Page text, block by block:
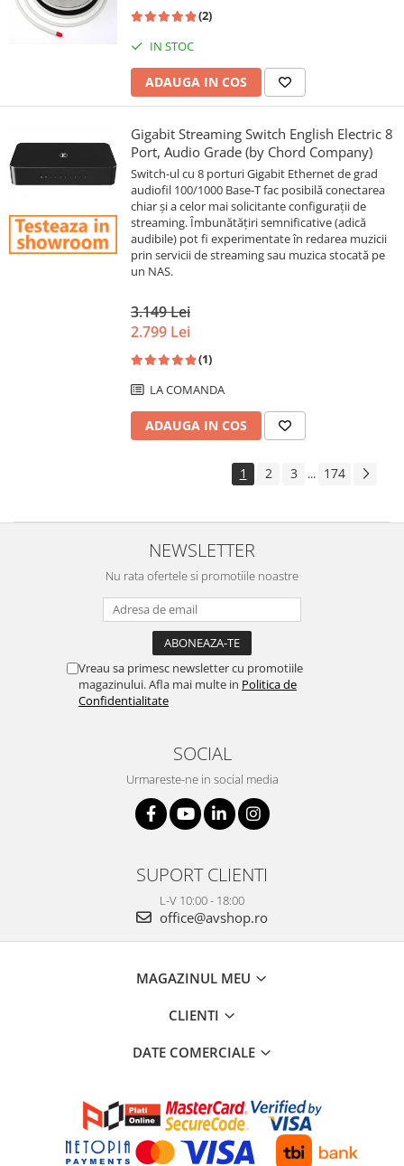
(2)
IN STOC
ADAUGA IN COS
Gigabit Streaming Switch English Electric 8
Port, Audio Grade (by Chord Company)
Switch-ul cu 8 porturi Gigabit Ethernet de grad
audiofil 100/1000 Base-T fac posibilă conectarea
chiar și a celor mai solicitante configurații de
streaming. Îmbunătățiri semnificative (adică
audibile) pot fi experimentate în redarea muzicii
prin servicii de streaming sau muzica stocată pe
un NAS.
3.149 Lei
2.799 Lei
(1)
LA COMANDA
ADAUGA IN COS
1 2 3 ... 174
NEWSLETTER
Nu rata ofertele si promotiile noastre
Vreau sa primesc newsletter cu promotiile
magazinului. Afla mai multe in Politica de
Confidentialitate
SOCIAL
Urmareste-ne in social media
SUPORT CLIENTI
L-V 10:00 - 18:00
office@avshop.ro
MAGAZINUL MEU
CLIENTI
DATE COMERCIALE